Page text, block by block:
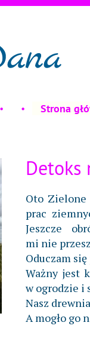
Strona
Detoks
Oto Zielone
prac
Jeszcze
mi nie
Oduczam
Ważny jest
w ogrodzie i
Nasz
A mogło go